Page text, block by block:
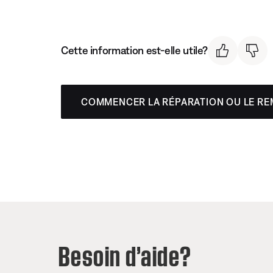
Cette information est-elle utile?
COMMENCER LA RÉPARATION OU LE
Besoin d’aide?